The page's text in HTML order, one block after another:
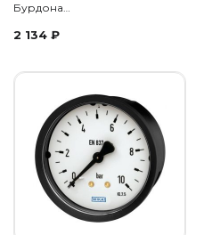
Бурдона…
2 134 ₽